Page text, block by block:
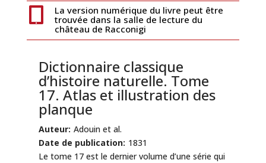
La version numérique du livre peut être
trouvée dans la salle de lecture du
château de Racconigi
Dictionnaire classique
d’histoire naturelle. Tome
17. Atlas et illustration des
planque
Auteur: Adouin et al.
Date de publication: 1831
Le tome 17 est le dernier volume d’une série qui